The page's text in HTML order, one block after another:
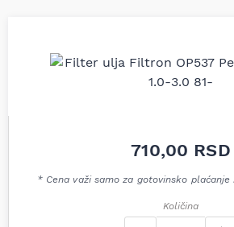
710,00 RSD
* Cena važi samo za gotovinsko
Količina